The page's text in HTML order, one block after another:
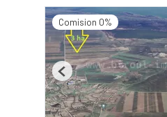
Comision 0%
Previous